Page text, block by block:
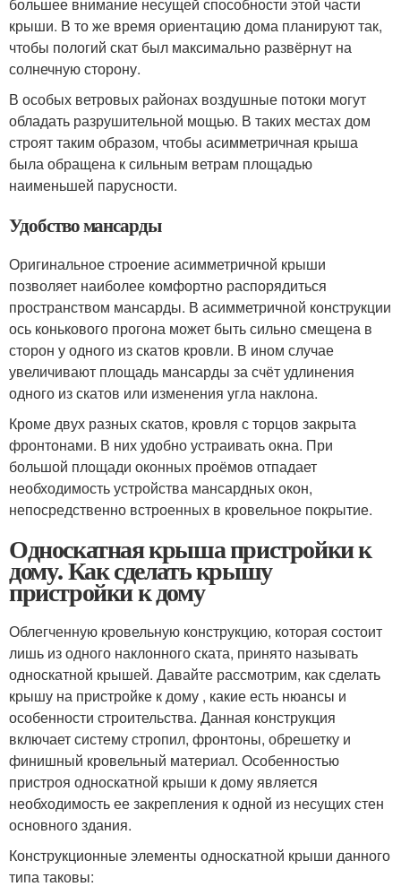
крыши. В то же время ориентацию дома планируют так,
чтобы пологий скат был максимально развёрнут на
солнечную сторону.
В особых ветровых районах воздушные потоки могут
обладать разрушительной мощью. В таких местах дом
строят таким образом, чтобы асимметричная крыша
была обращена к сильным ветрам площадью
наименьшей парусности.
Удобство мансарды
Оригинальное строение асимметричной крыши
позволяет наиболее комфортно распорядиться
пространством мансарды. В асимметричной конструкции
ось конькового прогона может быть сильно смещена в
сторон у одного из скатов кровли. В ином случае
увеличивают площадь мансарды за счёт удлинения
одного из скатов или изменения угла наклона.
Кроме двух разных скатов, кровля с торцов закрыта
фронтонами. В них удобно устраивать окна. При
большой площади оконных проёмов отпадает
необходимость устройства мансардных окон,
непосредственно встроенных в кровельное покрытие.
Односкатная крыша пристройки к
дому. Как сделать крышу
пристройки к дому
Облегченную кровельную конструкцию, которая состоит
лишь из одного наклонного ската, принято называть
односкатной крышей. Давайте рассмотрим, как сделать
крышу на пристройке к дому , какие есть нюансы и
особенности строительства. Данная конструкция
включает систему стропил, фронтоны, обрешетку и
финишный кровельный материал. Особенностью
пристроя односкатной крыши к дому является
необходимость ее закрепления к одной из несущих стен
основного здания.
Конструкционные элементы односкатной крыши данного
типа таковы: